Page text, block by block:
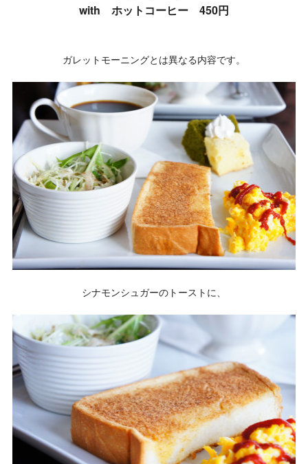
with ホットコーヒー 450円
ガレットモーニングとは異なる内容です。
シナモンシュガーのトーストに、